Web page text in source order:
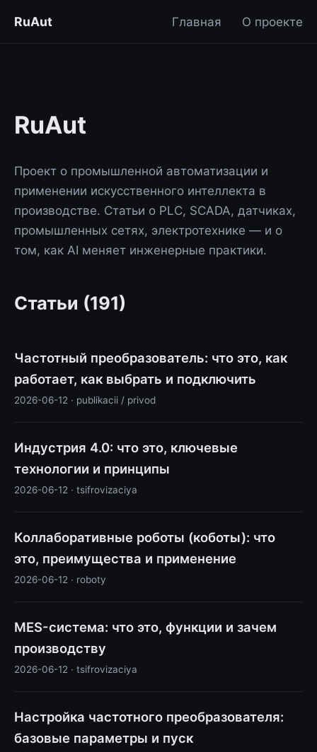
RuAut Главная О проекте
RuAut
Проект о промышленной автоматизации и
применении искусственного интеллекта в
производстве. Статьи о PLC, SCADA, датчиках,
промышленных сетях, электротехнике — и о
том, как AI меняет инженерные практики.
Статьи (191)
Частотный преобразователь: что это, как
работает, как выбрать и подключить
2026-06-12 · publikacii / privod
Индустрия 4.0: что это, ключевые
технологии и принципы
2026-06-12 · tsifrovizaciya
Коллаборативные роботы (коботы): что
это, преимущества и применение
2026-06-12 · roboty
MES-система: что это, функции и зачем
производству
2026-06-12 · tsifrovizaciya
Настройка частотного преобразователя:
базовые параметры и пуск